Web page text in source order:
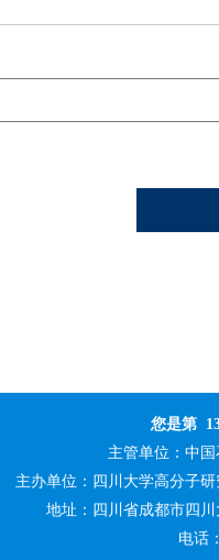
您是第
主管单位： 中国
主办单位： 四川大学高分子
地址：四川省成都市四
电话